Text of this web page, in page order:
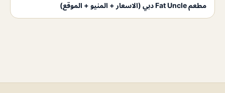
مطعم Fat Uncle دبي (الاسعار + المنيو + الموقع)